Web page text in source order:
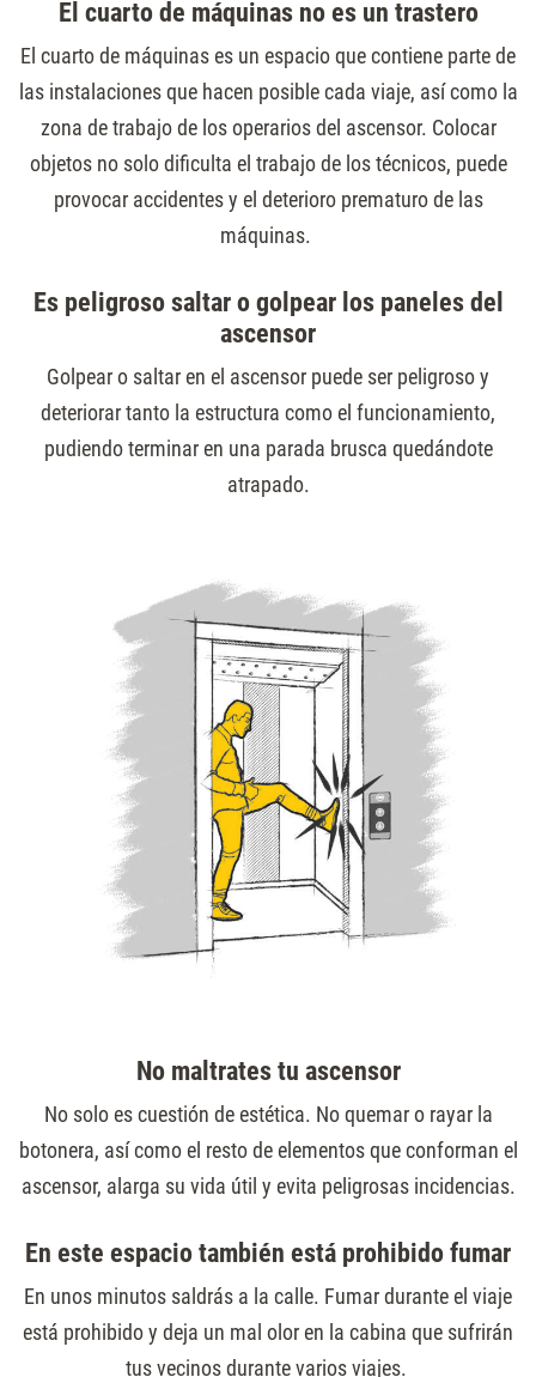
El cuarto de máquinas no es un trastero
El cuarto de máquinas es un espacio que contiene parte de
las instalaciones que hacen posible cada viaje, así como la
zona de trabajo de los operarios del ascensor. Colocar
objetos no solo dificulta el trabajo de los técnicos, puede
provocar accidentes y el deterioro prematuro de las
máquinas.
Es peligroso saltar o golpear los paneles del
ascensor
Golpear o saltar en el ascensor puede ser peligroso y
deteriorar tanto la estructura como el funcionamiento,
pudiendo terminar en una parada brusca quedándote
atrapado.
No maltrates tu ascensor
No solo es cuestión de estética. No quemar o rayar la
botonera, así como el resto de elementos que conforman el
ascensor, alarga su vida útil y evita peligrosas incidencias.
En este espacio también está prohibido fumar
En unos minutos saldrás a la calle. Fumar durante el viaje
está prohibido y deja un mal olor en la cabina que sufrirán
tus vecinos durante varios viajes.